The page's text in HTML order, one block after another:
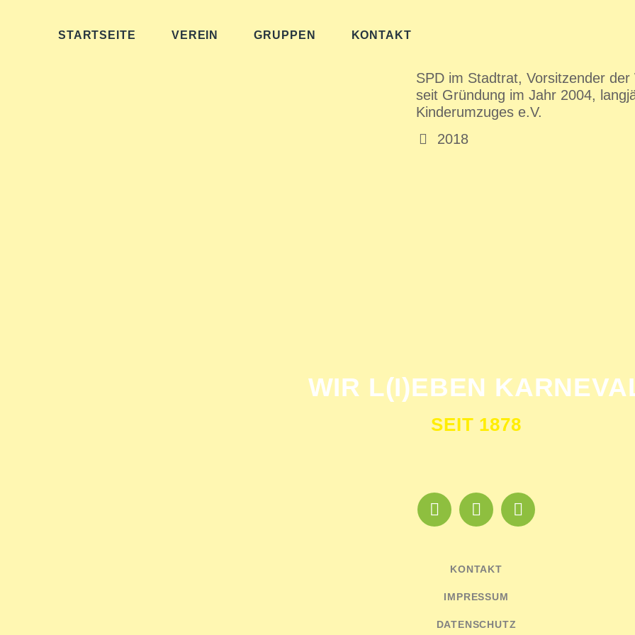
STARTSEITE VEREIN GRUPPEN KONTAKT
SPD im Stadtrat, Vorsitzender
seit Gründung im Jahr 2004,
Kinderumzuges e.V.
2018
WIR L(I)EBEN
SEIT 1878
KONTAKT
IMPRESSUM
DATENSCHUTZ